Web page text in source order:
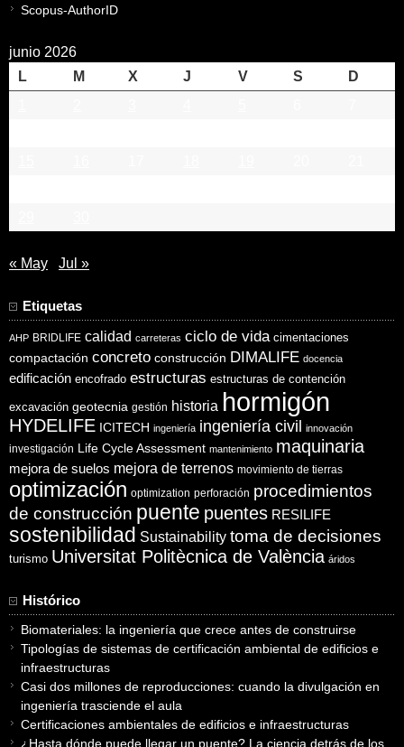
Scopus-AuthorID
junio 2026
L
M X J V S
D
« May Jul »
Etiquetas
AHP BRIDLIFE calidad carreteras ciclo de vida cimentaciones
compactación concreto construcción DIMALIFE docencia
edificación encofrado estructuras estructuras de contención
excavación geotecnia gestión historia hormigón
HYDELIFE ICITECH ingeniería ingeniería civil innovación
investigación Life Cycle Assessment mantenimiento maquinaria
mejora de suelos mejora de terrenos movimiento de tierras
optimización optimization perforación procedimientos
de construcción puente puentes RESILIFE
sostenibilidad Sustainability toma de decisiones
turismo Universitat Politècnica de València áridos
Histórico
Biomateriales: la ingeniería que crece antes de construirse
Tipologías de sistemas de certificación ambiental de edificios e
infraestructuras
Casi dos millones de reproducciones: cuando la divulgación en
ingeniería trasciende el aula
Certificaciones ambientales de edificios e infraestructuras
¿Hasta dónde puede llegar un puente? La ciencia detrás de los